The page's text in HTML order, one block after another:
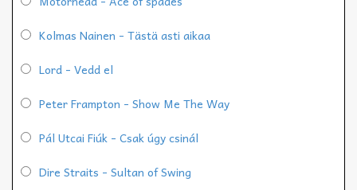
Kolmas Nainen - Tästä asti aikaa
Lord - Vedd el
Peter Frampton - Show Me The Way
Pál Utcai Fiúk - Csak úgy csinál
Dire Straits - Sultan of Swing